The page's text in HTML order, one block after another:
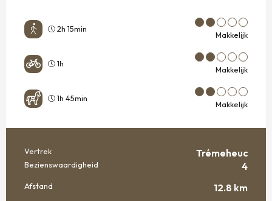
2h 15min
Makkelijk
1h
Makkelijk
1h 45min
Makkelijk
PRAKTISCHE INFORMATIE
Vertrek Trémeheuc
Bezienswaardigheid 4
Afstand 12.8 km